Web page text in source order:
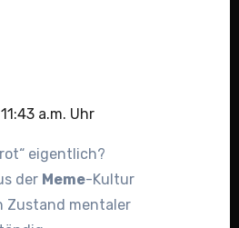
a.m. Uhr
eigentlich?
der Meme-Kultur
Zustand mentaler